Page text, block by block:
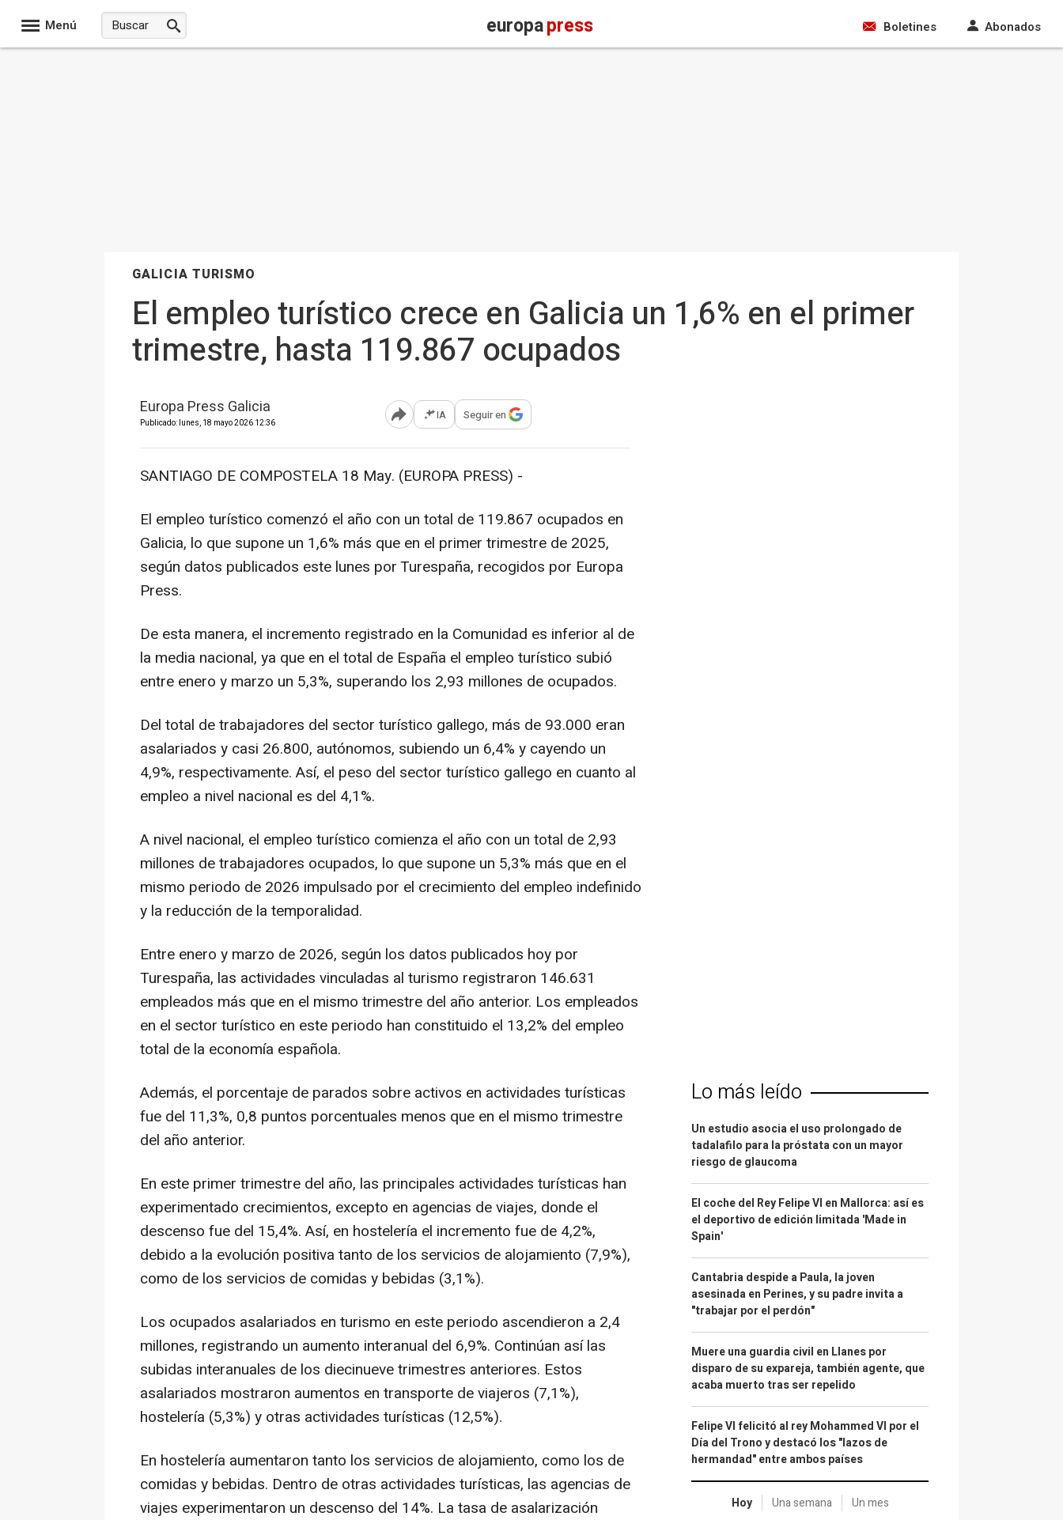
Menú europapress Boletines Abonados
GALICIA TURISMO
El empleo turístico crece en Galicia un 1,6% en el primer
trimestre, hasta 119.867 ocupados
Europa Press Galicia
Publicado: lunes, 18 mayo 2026 12:36 Abrir opciones para compartir
IA Seguir en
SANTIAGO DE COMPOSTELA 18 May. (EUROPA PRESS) -
El empleo turístico comenzó el año con un total de 119.867 ocupados en
Galicia, lo que supone un 1,6% más que en el primer trimestre de 2025,
según datos publicados este lunes por Turespaña, recogidos por Europa
Press.
De esta manera, el incremento registrado en la Comunidad es inferior al de
la media nacional, ya que en el total de España el empleo turístico subió
entre enero y marzo un 5,3%, superando los 2,93 millones de ocupados.
Del total de trabajadores del sector turístico gallego, más de 93.000 eran
asalariados y casi 26.800, autónomos, subiendo un 6,4% y cayendo un
4,9%, respectivamente. Así, el peso del sector turístico gallego en cuanto al
empleo a nivel nacional es del 4,1%.
A nivel nacional, el empleo turístico comienza el año con un total de 2,93
millones de trabajadores ocupados, lo que supone un 5,3% más que en el
mismo periodo de 2026 impulsado por el crecimiento del empleo indefinido
y la reducción de la temporalidad.
Entre enero y marzo de 2026, según los datos publicados hoy por
Turespaña, las actividades vinculadas al turismo registraron 146.631
empleados más que en el mismo trimestre del año anterior. Los empleados
en el sector turístico en este periodo han constituido el 13,2% del empleo
total de la economía española.
Además, el porcentaje de parados sobre activos en actividades turísticas
fue del 11,3%, 0,8 puntos porcentuales menos que en el mismo trimestre
del año anterior.
En este primer trimestre del año, las principales actividades turísticas han
experimentado crecimientos, excepto en agencias de viajes, donde el
descenso fue del 15,4%. Así, en hostelería el incremento fue de 4,2%,
debido a la evolución positiva tanto de los servicios de alojamiento (7,9%),
como de los servicios de comidas y bebidas (3,1%).
Los ocupados asalariados en turismo en este periodo ascendieron a 2,4
millones, registrando un aumento interanual del 6,9%. Continúan así las
subidas interanuales de los diecinueve trimestres anteriores. Estos
asalariados mostraron aumentos en transporte de viajeros (7,1%),
hostelería (5,3%) y otras actividades turísticas (12,5%).
En hostelería aumentaron tanto los servicios de alojamiento, como los de
comidas y bebidas. Dentro de otras actividades turísticas, las agencias de
viajes experimentaron un descenso del 14%. La tasa de asalarización
Lo más leído
Un estudio asocia el uso prolongado de
tadalafilo para la próstata con un mayor
riesgo de glaucoma
El coche del Rey Felipe VI en Mallorca: así es
el deportivo de edición limitada 'Made in
Spain'
Cantabria despide a Paula, la joven
asesinada en Perines, y su padre invita a
"trabajar por el perdón"
Muere una guardia civil en Llanes por
disparo de su expareja, también agente, que
acaba muerto tras ser repelido
Felipe VI felicitó al rey Mohammed VI por el
Día del Trono y destacó los "lazos de
hermandad" entre ambos países
Hoy Una semana Un mes